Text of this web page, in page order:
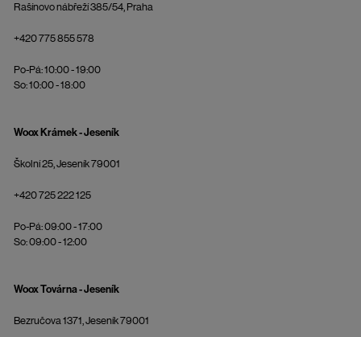
Rašínovo nábřeží 385/54, Praha
+420 775 855 578
Po-Pá: 10:00 - 19:00
So: 10:00 - 18:00
Woox Krámek - Jeseník
Školní 25, Jeseník 79001
+420 725 222 125
Po-Pá: 09:00 - 17:00
So: 09:00 - 12:00
Woox Továrna - Jeseník
Bezručova 1371, Jeseník 79001